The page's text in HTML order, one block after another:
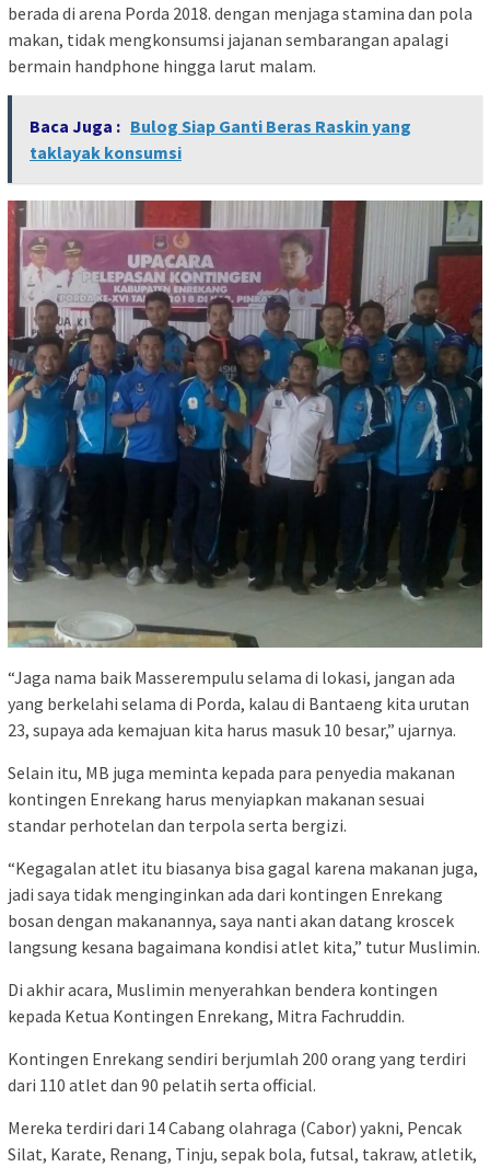
berada di arena Porda 2018. dengan menjaga stamina dan pola
makan, tidak mengkonsumsi jajanan sembarangan apalagi
bermain handphone hingga larut malam.
Baca Juga : Bulog Siap Ganti Beras Raskin yang
taklayak konsumsi
“Jaga nama baik Masserempulu selama di lokasi, jangan ada
yang berkelahi selama di Porda, kalau di Bantaeng kita urutan
23, supaya ada kemajuan kita harus masuk 10 besar,” ujarnya.
Selain itu, MB juga meminta kepada para penyedia makanan
kontingen Enrekang harus menyiapkan makanan sesuai
standar perhotelan dan terpola serta bergizi.
“Kegagalan atlet itu biasanya bisa gagal karena makanan juga,
jadi saya tidak menginginkan ada dari kontingen Enrekang
bosan dengan makanannya, saya nanti akan datang kroscek
langsung kesana bagaimana kondisi atlet kita,” tutur Muslimin.
Di akhir acara, Muslimin menyerahkan bendera kontingen
kepada Ketua Kontingen Enrekang, Mitra Fachruddin.
Kontingen Enrekang sendiri berjumlah 200 orang yang terdiri
dari 110 atlet dan 90 pelatih serta official.
Mereka terdiri dari 14 Cabang olahraga (Cabor) yakni, Pencak
Silat, Karate, Renang, Tinju, sepak bola, futsal, takraw, atletik,